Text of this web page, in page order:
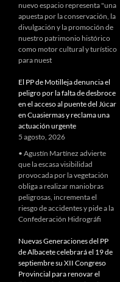
nuevo espacio representa "una
apuesta por la conservación, la
divulgación y la promoción de
nuestro patrimonio histórico
como motor cultural y turístico
para nuest
El PP de Motilleja denuncia el
peligro por la falta de desbroce
en el acceso al puente del Júcar
en Cuasiermas y reclama una
actuación urgente
5 agosto, 2026
• Agustín Martínez advierte
que la escasa visibilidad
provocada por la vegetación
obliga a realizar maniobras
peligrosas, incrementa el
riesgo de accidentes y pide a la
Confederación Hidrográfi
Nuevas Generaciones del PP
de Albacete celebrará el 19 de
septiembre su XII Congreso
Provincial para renovar el